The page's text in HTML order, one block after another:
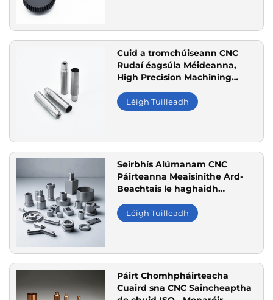
Cuid a tromchúiseann CNC
Rudaí éagsúla Méideanna,
High Precision Machining
Léigh Tuilleadh
Seirbhís Alúmanam CNC
Páirteanna Meaisínithe Ard-
Beachtais le haghaidh
Leictreonacha
Léigh Tuilleadh
Páirt Chomhpháirteacha
Cuaird sna CNC Saincheaptha